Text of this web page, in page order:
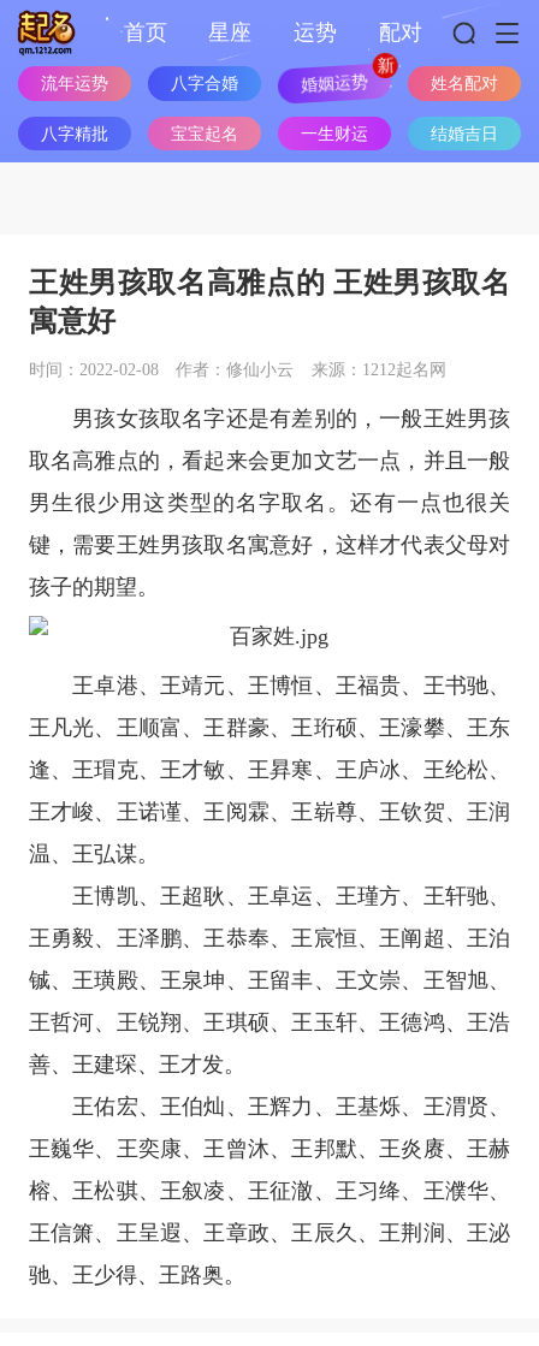
首页 星座 运势 配对
流年运势 八字合婚 婚姻运势 姓名配对
八字精批 宝宝起名 一生财运 结婚吉日
王姓男孩取名高雅点的 王姓男孩取名
寓意好
时间：2022-02-08 作者：修仙小云 来源：1212起名网
男孩女孩取名字还是有差别的，一般王姓男孩
取名高雅点的，看起来会更加文艺一点，并且一般
男生很少用这类型的名字取名。还有一点也很关
键，需要王姓男孩取名寓意好，这样才代表父母对
孩子的期望。
王卓港、王靖元、王博恒、王福贵、王书驰、
王凡光、王顺富、王群豪、王珩硕、王濠攀、王东
逢、王瑁克、王才敏、王昪寒、王庐冰、王纶松、
王才峻、王诺谨、王阅霖、王崭尊、王钦贺、王润
温、王弘谋。
王博凯、王超耿、王卓运、王瑾方、王轩驰、
王勇毅、王泽鹏、王恭奉、王宸恒、王阐超、王泊
铖、王璜殿、王泉坤、王留丰、王文崇、王智旭、
王哲河、王锐翔、王琪硕、王玉轩、王德鸿、王浩
善、王建琛、王才发。
王佑宏、王伯灿、王辉力、王基烁、王渭贤、
王巍华、王奕康、王曾沐、王邦默、王炎赓、王赫
榕、王松骐、王叙凌、王征澈、王习绛、王濮华、
王信箫、王呈遐、王章政、王辰久、王荆涧、王泌
驰、王少得、王路奥。